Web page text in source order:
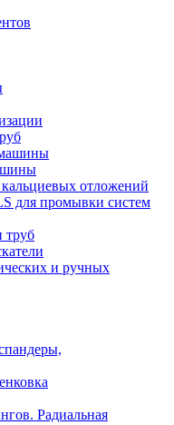
машины
отложений
для промывки систем
труб
и ручных
Радиальная